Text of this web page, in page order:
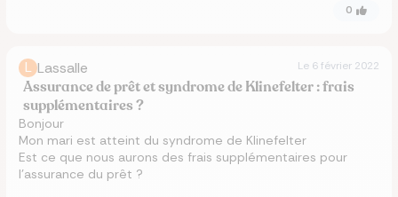
0
L Lassalle Le 6 février 2022
Assurance de prêt et syndrome de Klinefelter : frais
supplémentaires ?
Bonjour
Mon mari est atteint du syndrome de Klinefelter
Est ce que nous aurons des frais supplémentaires pour
l’assurance du prêt ?